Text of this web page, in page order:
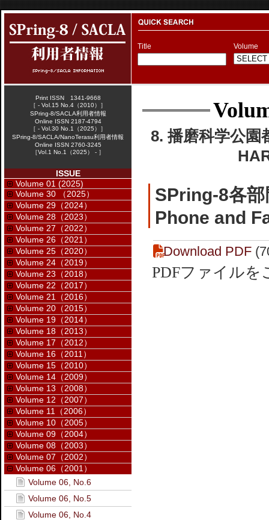
Title Volume
8. 播磨科学公園
SPring-8各
Phone and
Download PDF
PDFファイルを
Print ISSN 1341-9668
［ - Vol.15 No.4（2010）］
SPring-8/SACLA利用者情報
Online ISSN 2187-4794
［ - Vol.30 No.1（2025）］
SPring-8/SACLA/NanoTerasu利用者情報
Online ISSN 2760-3245
［Vol.1 No.1（2025） - ］
ISSUE
Volume 01 (2025)
Volume 30 （2025）
Volume 29（2024）
Volume 28（2023）
Volume 27（2022）
Volume 26（2021）
Volume 25（2020）
Volume 24（2019）
Volume 23（2018）
Volume 22（2017）
Volume 21（2016）
Volume 20（2015）
Volume 19（2014）
Volume 18（2013）
Volume 17（2012）
Volume 16（2011）
Volume 15（2010）
Volume 14（2009）
Volume 13（2008）
Volume 12（2007）
Volume 11（2006）
Volume 10（2005）
Volume 09（2004）
Volume 08（2003）
Volume 07（2002）
Volume 06（2001）
Volume 06, No.6
Volume 06, No.5
Volume 06, No.4